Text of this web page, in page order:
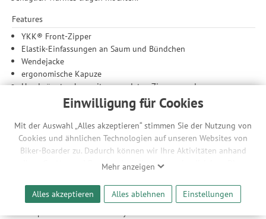
Einwilligung für Cookies
Mit der Auswahl „Alles akzeptieren“ stimmen Sie der Nutzung von
Cookies und ähnlichen Technologien auf unseren Websites von
Biker-Boarder zu. Dadurch können wir Ihre Aktivitäten anhand
Ihrer Geräte- und Browsereinstellungen nachvollziehen. Dies
ermöglicht es uns, anhand ihrer Interessen nutzungsbasierte
Werbeanzeigen für Sie bereitzustellen sowie Funktionalitäten
unserer Website sicherzustellen und stetig zu verbessern. Dabei
werden Ihre Daten auch an Drittanbieter und Werbepartner
Mehr anzeigen
Alles akzeptieren Alles ablehnen Einstellungen
Features
YKK® Front-Zipper
Elastik-Einfassungen an Saum und Bündchen
Wendejacke
ergonomische Kapuze
Handwärmtaschen mit gewendeten Zippern und
Abdeckklappen
Expedition Logo
Material
leichtes 30D Ripstopgewebe / langfloriges Sherpa-Fleece
PFC-freie, dauerhaft wasserabweisende EcoElite™ Teflon
Imprägnierung
daunendicht